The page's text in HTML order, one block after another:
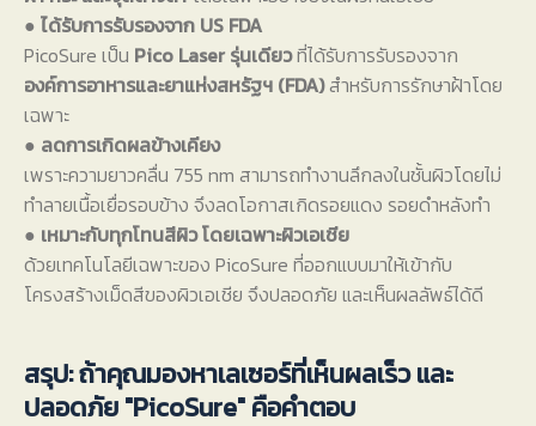
● ได้รับการรับรองจาก US FDA
PicoSure เป็น Pico Laser รุ่นเดียวที่ได้รับการรับรองจาก
องค์การอาหารและยาแห่งสหรัฐฯ (FDA)สำหรับการรักษาฝ้าโดย
เฉพาะ
● ลดการเกิดผลข้างเคียง
เพราะความยาวคลื่น 755 nm สามารถทำงานลึกลงในชั้นผิวโดยไม่
ทำลายเนื้อเยื่อรอบข้าง จึงลดโอกาสเกิดรอยแดง รอยดำหลังทำ
● เหมาะกับทุกโทนสีผิว โดยเฉพาะผิวเอเชีย
ด้วยเทคโนโลยีเฉพาะของ PicoSure ที่ออกแบบมาให้เข้ากับ
โครงสร้างเม็ดสีของผิวเอเชีย จึงปลอดภัย และเห็นผลลัพธ์ได้ดี
สรุป: ถ้าคุณมองหาเลเซอร์ที่เห็นผลเร็ว และ
ปลอดภัย "PicoSure" คือคำตอบ